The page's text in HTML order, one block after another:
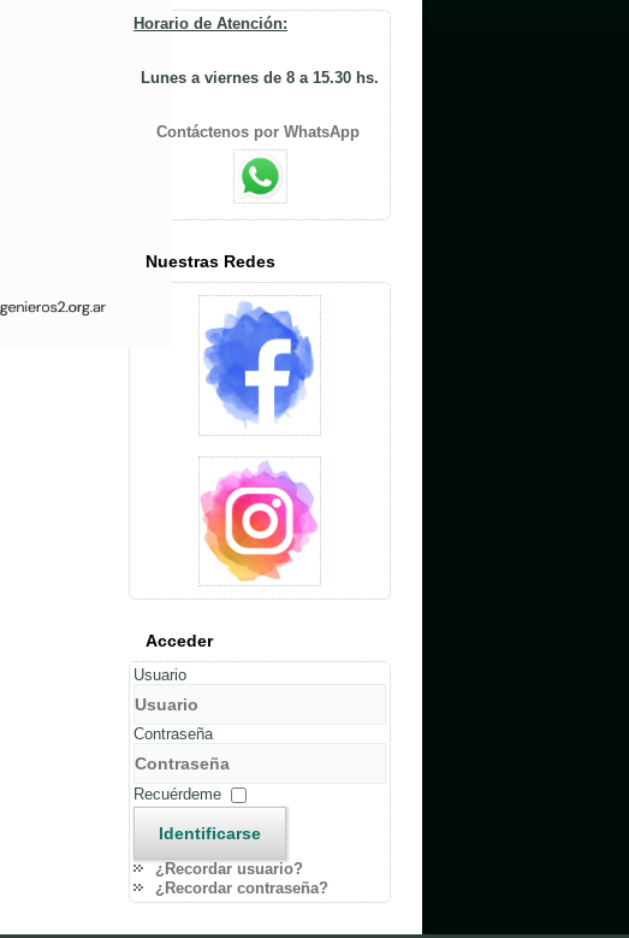
Horario de Atención:
Lunes a viernes de 8 a 15.30 hs.
Contáctenos por WhatsApp
Nuestras Redes
Acceder
Usuario
Contraseña
Recuérdeme
Identificarse
¿Recordar usuario?
¿Recordar contraseña?